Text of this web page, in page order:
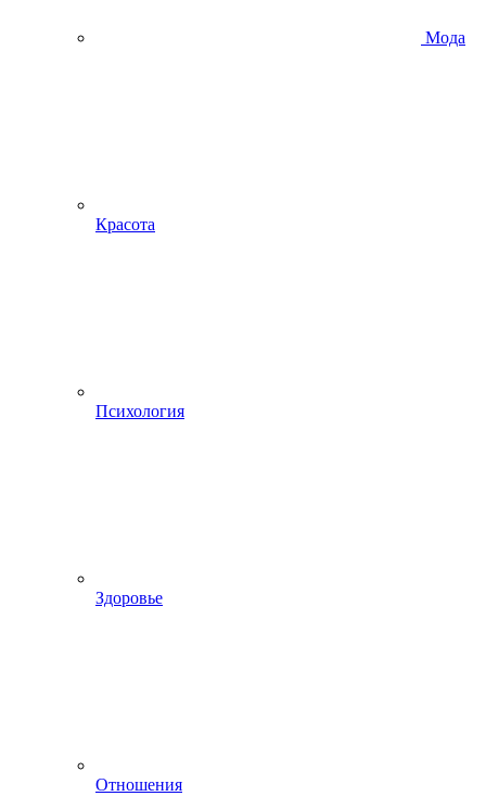
Мода
Красота
Психология
Здоровье
Отношения